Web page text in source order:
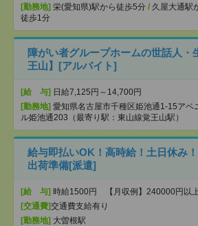
[勤務地] 栄(愛知県)駅から徒歩5分 / 久屋大通駅
徒歩1分
障がい者グループホームの世話人・
王山】[アルバイト]
[給 与] 日給7,125円～14,700円
[勤務地] 愛知県名古屋市千種区姫池通1-15アベ
ル姫池通203（最寄り駅：東山線覚王山駅）
給与即払いOK！高時給！土日休み
出荷準備[派遣]
[給 与] 時給1500円 【月収例】240000円以
[交通費]交通費支給有り
[勤務地] 大曽根駅